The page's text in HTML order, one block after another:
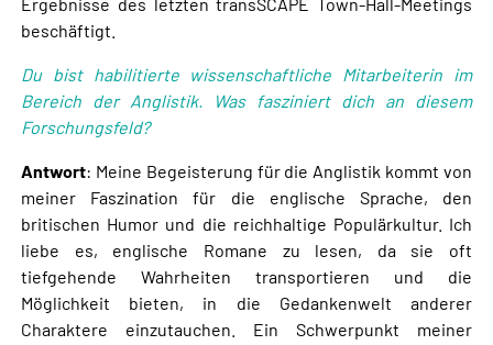
beschäftigt.
Du bist habilitierte wissenschaftliche Mitarbeiterin im
Bereich der Anglistik. Was fasziniert dich an diesem
Forschungsfeld?
Antwort: Meine Begeisterung für die Anglistik kommt von
meiner Faszination für die englische Sprache, den
britischen Humor und die reichhaltige Populärkultur. Ich
liebe es, englische Romane zu lesen, da sie oft
tiefgehende Wahrheiten transportieren und die
Möglichkeit bieten, in die Gedankenwelt anderer
Charaktere einzutauchen. Ein Schwerpunkt meiner